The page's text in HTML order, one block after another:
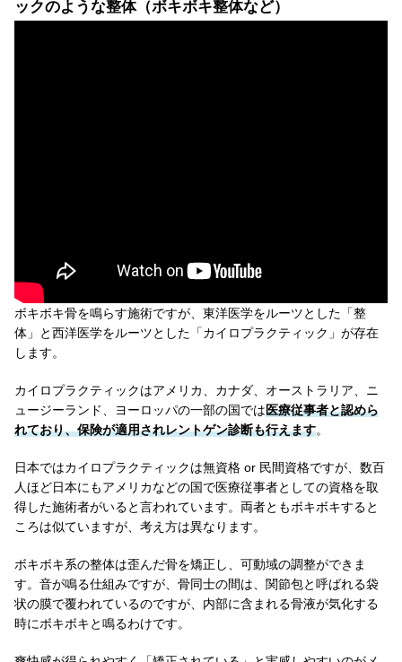
ックのような整体（ボキボキ整体など）
ボキボキ骨を鳴らす施術ですが、東洋医学をルーツとした「整
体」と西洋医学をルーツとした「カイロプラクティック」が存在
します。
カイロプラクティックはアメリカ、カナダ、オーストラリア、ニ
ュージーランド、ヨーロッパの一部の国では医療従事者と認めら
れており、保険が適用されレントゲン診断も行えます。
日本ではカイロプラクティックは無資格 or 民間資格ですが、数百
人ほど日本にもアメリカなどの国で医療従事者としての資格を取
得した施術者がいると言われています。両者ともボキボキすると
ころは似ていますが、考え方は異なります。
ボキボキ系の整体は歪んだ骨を矯正し、可動域の調整ができま
す。音が鳴る仕組みですが、骨同士の間は、関節包と呼ばれる袋
状の膜で覆われているのですが、内部に含まれる骨液が気化する
時にボキボキと鳴るわけです。